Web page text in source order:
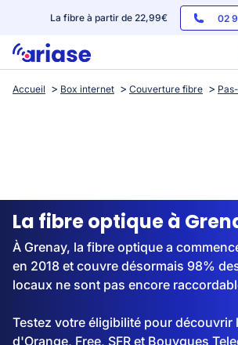
La fibre à partir de 22,99€ 02
Box internet
Streaming
Accueil Box internet Couverture fibre
La fibre optique à
À Grenay, la fibre optique a
en 2018 et couvre désormais 98%
locaux ne sont pas encore
Testez votre éligibilité pour découvrir
d'Orange, Free, SFR et Bouygues